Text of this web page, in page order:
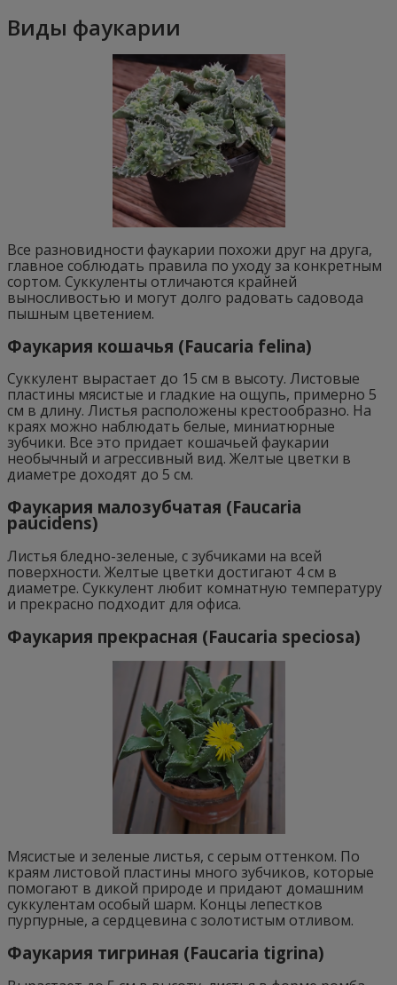
Виды фаукарии
Все разновидности фаукарии похожи друг на друга,
главное соблюдать правила по уходу за конкретным
сортом. Суккуленты отличаются крайней
выносливостью и могут долго радовать садовода
пышным цветением.
Фаукария кошачья (Faucaria felina)
Суккулент вырастает до 15 см в высоту. Листовые
пластины мясистые и гладкие на ощупь, примерно 5
см в длину. Листья расположены крестообразно. На
краях можно наблюдать белые, миниатюрные
зубчики. Все это придает кошачьей фаукарии
необычный и агрессивный вид. Желтые цветки в
диаметре доходят до 5 см.
Фаукария малозубчатая (Faucaria
paucidens)
Листья бледно-зеленые, с зубчиками на всей
поверхности. Желтые цветки достигают 4 см в
диаметре. Суккулент любит комнатную температуру
и прекрасно подходит для офиса.
Фаукария прекрасная (Faucaria speciosa)
Мясистые и зеленые листья, с серым оттенком. По
краям листовой пластины много зубчиков, которые
помогают в дикой природе и придают домашним
суккулентам особый шарм. Концы лепестков
пурпурные, а сердцевина с золотистым отливом.
Фаукария тигриная (Faucaria tigrina)